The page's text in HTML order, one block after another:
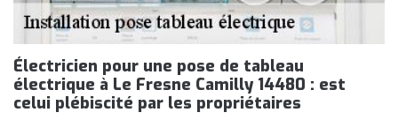
Électricien pour une pose de tableau
électrique à Le Fresne Camilly 14480 : est
celui plébiscité par les propriétaires